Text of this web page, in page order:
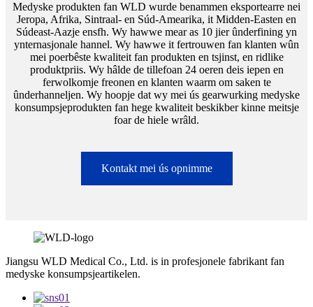
Medyske produkten fan WLD wurde benammen eksportearre nei
Jeropa, Afrika, Sintraal- en Súd-Amearika, it Midden-Easten en
Súdeast-Aazje ensfh. Wy hawwe mear as 10 jier ûnderfining yn
ynternasjonale hannel. Wy hawwe it fertrouwen fan klanten wûn
mei poerbêste kwaliteit fan produkten en tsjinst, en ridlike
produktpriis. Wy hâlde de tillefoan 24 oeren deis iepen en
ferwolkomje freonen en klanten waarm om saken te
ûnderhanneljen. Wy hoopje dat wy mei ús gearwurking medyske
konsumpsjeprodukten fan hege kwaliteit beskikber kinne meitsje
foar de hiele wrâld.
Kontakt mei ús opnimme
Jiangsu WLD Medical Co., Ltd. is in profesjonele fabrikant fan
medyske konsumpsjeartikelen.